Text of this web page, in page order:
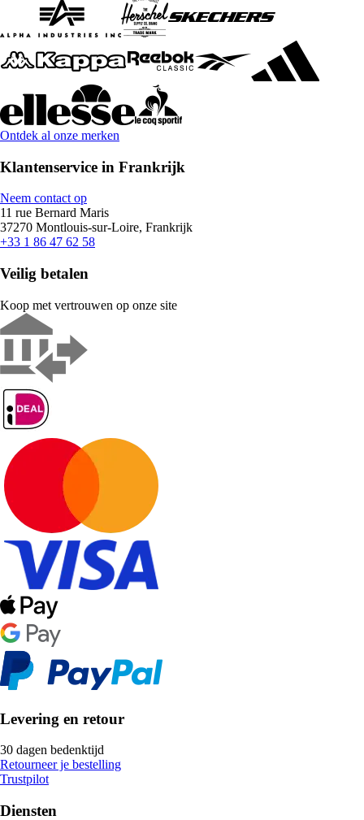
Ontdek al onze merken
Klantenservice in Frankrijk
Neem contact op
11 rue Bernard Maris
37270 Montlouis-sur-Loire, Frankrijk
+33 1 86 47 62 58
Veilig betalen
Koop met vertrouwen op onze site
Levering en retour
30 dagen bedenktijd
Retourneer je bestelling
Trustpilot
Diensten